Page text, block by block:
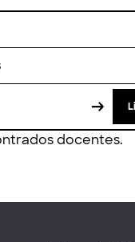
docentes.